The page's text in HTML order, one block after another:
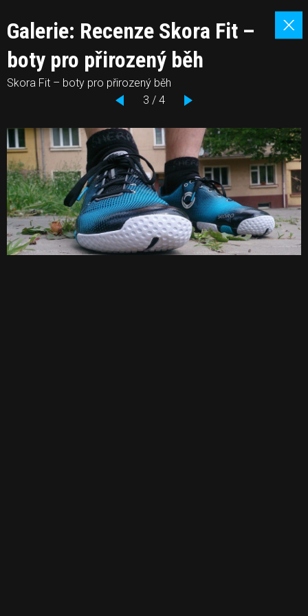
Galerie: Recenze Skora Fit –
boty pro přirozený běh
Skora Fit – boty pro přirozený běh
3 / 4